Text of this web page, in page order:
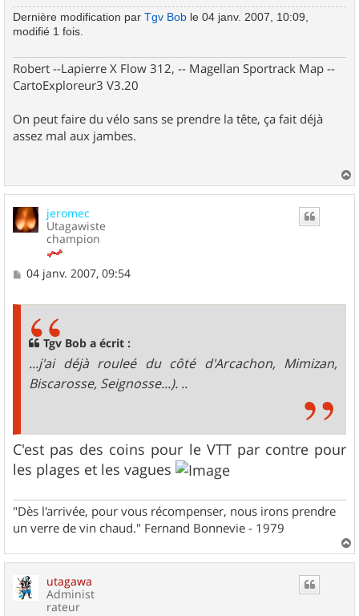
Dernière modification par Tgv Bob le 04 janv. 2007, 10:09,
modifié 1 fois.
Robert --Lapierre X Flow 312, -- Magellan Sportrack Map --
CartoExploreur3 V3.20
On peut faire du vélo sans se prendre la tête, ça fait déjà
assez mal aux jambes.
a
jeromec
Utagawiste
champion
M
04 janv. 2007, 09:54
Tgv Bob a écrit :
...j'ai déjà rouleé du côté d'Arcachon, Mimizan,
Biscarosse, Seignosse...). ..
C'est pas des coins pour le VTT par contre pour
les plages et les vagues
"Dès l'arrivée, pour vous récompenser, nous irons prendre
un verre de vin chaud." Fernand Bonnevie - 1979
a
utagawa
Administ
rateur